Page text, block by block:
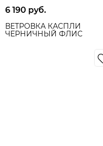
6 190 руб.
ВЕТРОВКА КАСПЛИ
ЧЕРНИЧНЫЙ ФЛИС